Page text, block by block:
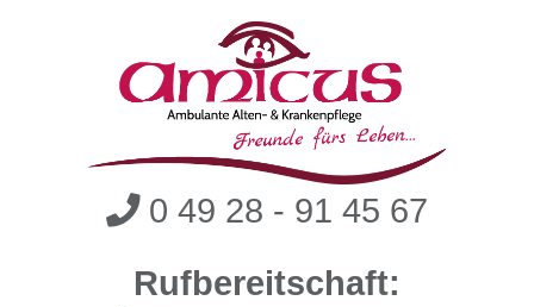
0 49 28 - 91 45 67
Rufbereitschaft: